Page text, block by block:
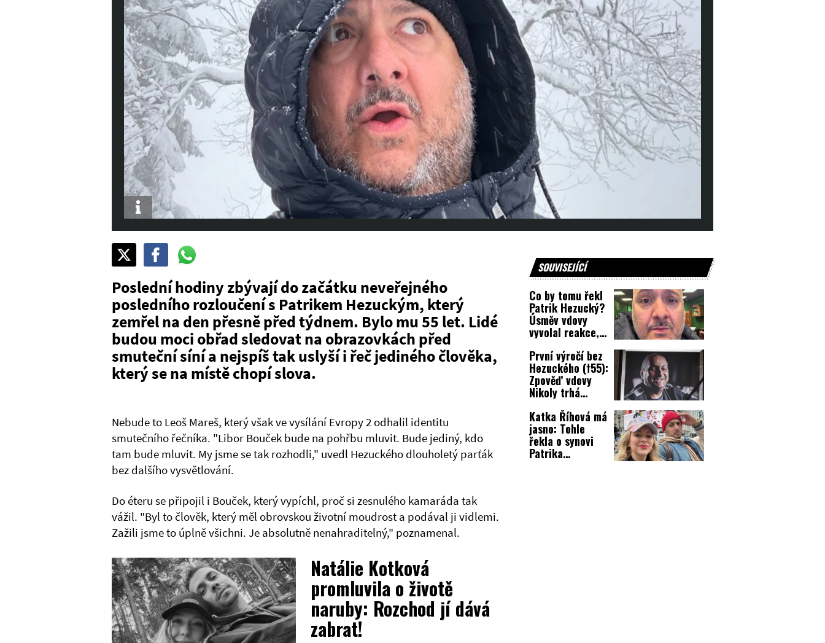
Info
Pošli
na
Pošli
na
FacebookWhatsAppu
Poslední hodiny zbývají do začátku neveřejného
posledního rozloučení s Patrikem Hezuckým, který
zemřel na den přesně před týdnem. Bylo mu 55 let. Lidé
budou moci obřad sledovat na obrazovkách před
smuteční síní a nejspíš tak uslyší i řeč jediného člověka,
který se na místě chopí slova.
Nebude to Leoš Mareš, který však ve vysílání Evropy 2 odhalil identitu
smutečního řečníka. "Libor Bouček bude na pohřbu mluvit. Bude jediný, kdo
tam bude mluvit. My jsme se tak rozhodli," uvedl Hezuckého dlouholetý parťák
bez dalšího vysvětlování.
Do éteru se připojil i Bouček, který vypíchl, proč si zesnulého kamaráda tak
vážil. "Byl to člověk, který měl obrovskou životní moudrost a podával ji vidlemi.
Zažili jsme to úplně všichni. Je absolutně nenahraditelný," poznamenal.
Natálie Kotková
promluvila o životě
naruby: Rozchod jí dává
zabrat!
SOUVISEJÍCÍ
Co by tomu řekl
Patrik Hezucký?
Úsměv vdovy
vyvolal reakce,
První výročí bez
Hezuckého (†55):
Zpověď vdovy
Nikoly trhá
Katka Říhová má
jasno: Tohle
řekla o synovi
Patrika